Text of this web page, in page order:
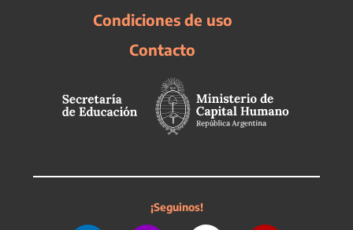
Condiciones de uso
Contacto
¡Seguinos!